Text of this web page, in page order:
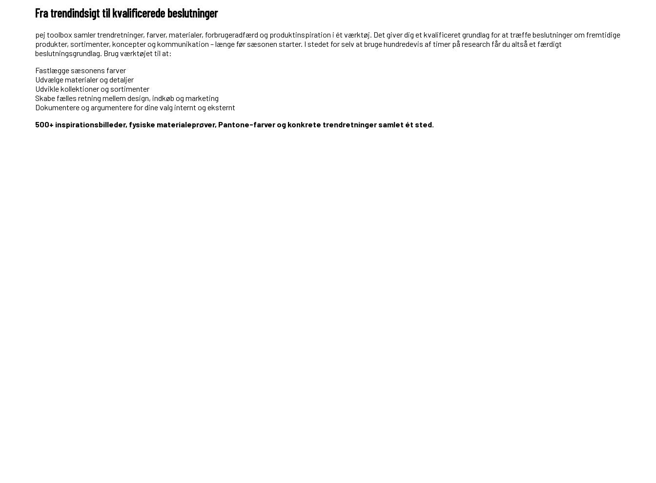
Fra trendindsigt til kvalificerede beslutninger
pej toolbox samler trendretninger, farver, materialer, forbrugeradfærd og produktinspiration i ét værktøj. Det giver dig et kvalificeret grundlag for at træffe beslutninger om fremtidige
produkter, sortimenter, koncepter og kommunikation – længe før sæsonen starter. I stedet for selv at bruge hundredevis af timer på research får du altså et færdigt
beslutningsgrundlag. Brug værktøjet til at:
Fastlægge sæsonens farver
Udvælge materialer og detaljer
Udvikle kollektioner og sortimenter
Skabe fælles retning mellem design, indkøb og marketing
Dokumentere og argumentere for dine valg internt og eksternt
500+ inspirationsbilleder, fysiske materialeprøver, Pantone-farver og konkrete trendretninger samlet ét sted.